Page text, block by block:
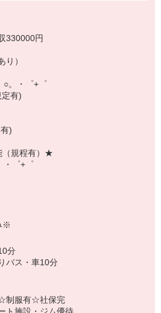
け・加工・組立・検査
ネイリスト・エステ
ング・官公庁案件
タン面接OK！
ド対応。
相談ください！
330000円
）
○。・゜+゜
有)
)
（規程有）★
・゜+゜
※
分
バス・車10分
制服有☆社保完